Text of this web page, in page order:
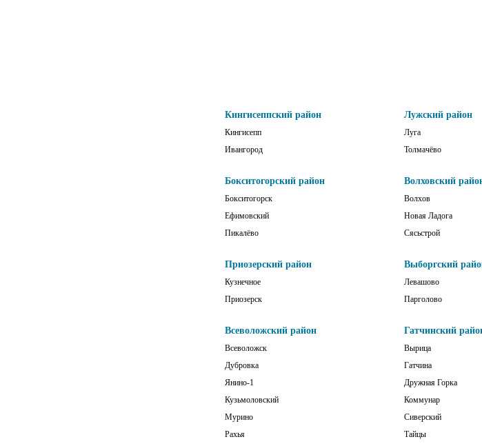
Кингисеппский район
Кингисепп
Ивангород
Лужский район
Луга
Толмачёво
Бокситогорский район
Бокситогорск
Ефимовский
Пикалёво
Волховский
Волхов
Новая Ладога
Сясьстрой
Приозерский район
Кузнечное
Приозерск
Выборгский
Левашово
Парголово
Всеволожский район
Всеволожск
Дубровка
Янино-1
Кузьмоловский
Мурино
Рахья
Гатчинский
Вырица
Гатчина
Дружная Горка
Коммунар
Сиверский
Тайцы